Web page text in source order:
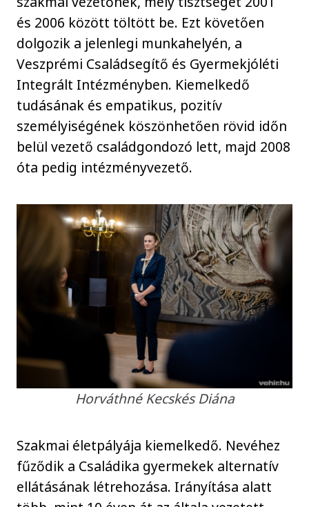
és 2006 között töltött be. Ezt követően
dolgozik a jelenlegi munkahelyén, a
Veszprémi Családsegítő és Gyermekjóléti
Integrált Intézményben. Kiemelkedő
tudásának és empatikus, pozitív
személyiségének köszönhetően rövid időn
belül vezető családgondozó lett, majd 2008
óta pedig intézményvezető.
Horváthné Kecskés Diána
Szakmai életpályája kiemelkedő. Nevéhez
fűződik a Családika gyermekek alternatív
ellátásának létrehozása. Irányítása alatt